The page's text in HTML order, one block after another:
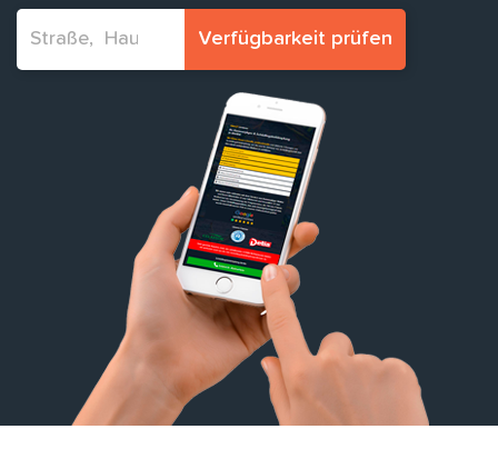
Verfügbarkeit prüfen